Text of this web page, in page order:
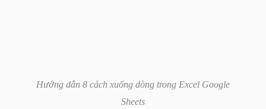
Hướng dẫn 8 cách xuống dòng trong Excel Google
Sheets